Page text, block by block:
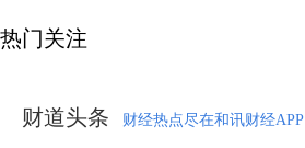
热门关注
财道头条 财经热点尽在和讯财经APP